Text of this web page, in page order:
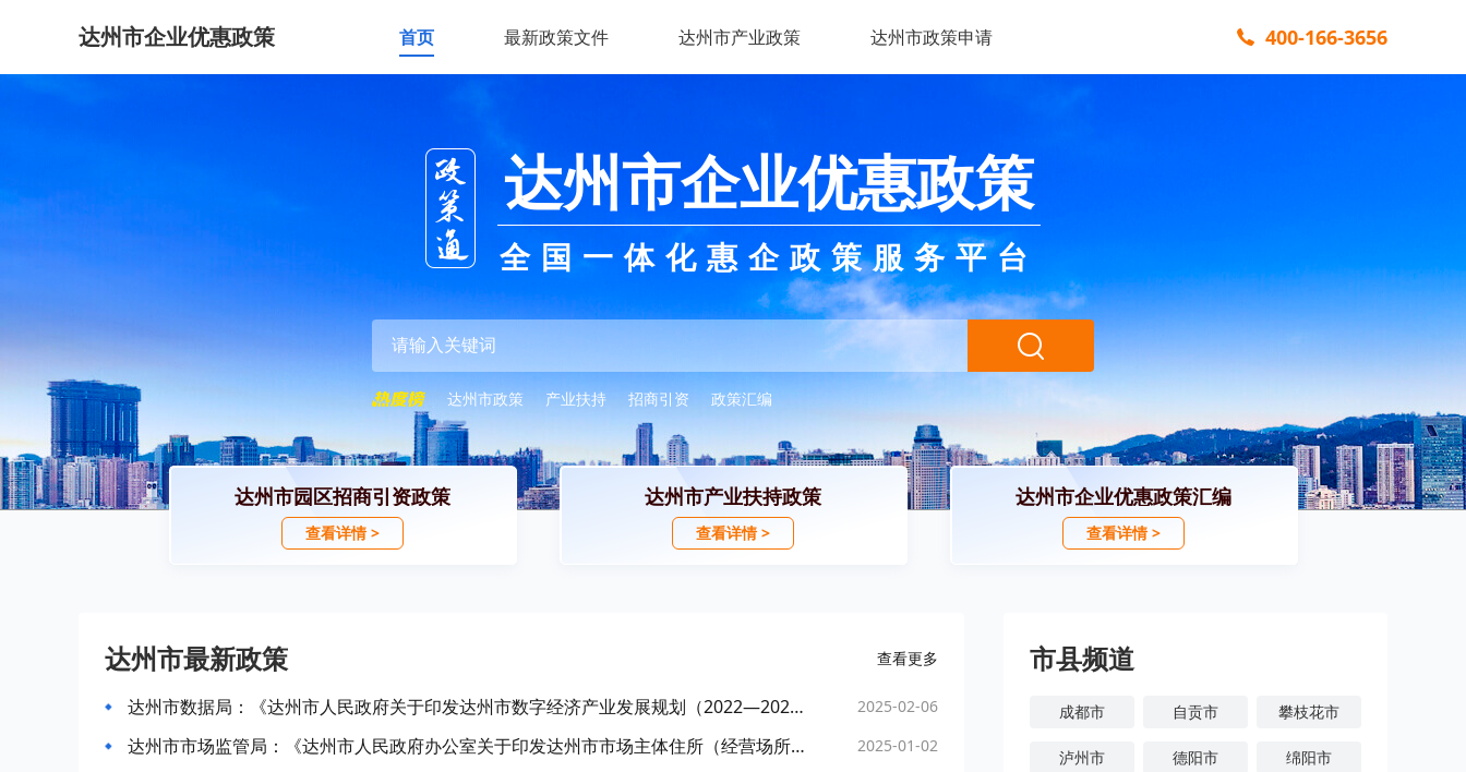
达州市企业优惠政策 首页 最新政策文件 达州市产业政策 达州市政策申请 400-166-3656
达州市企业优惠政策
全国一体化惠企政策服务平台
达州市政策 产业扶持 招商引资 政策汇编
达州市园区招商引资政策
查看详情 >
达州市产业扶持政策
查看详情 >
达州市企业优惠政策汇编
查看详情 >
达州市最新政策 查看更多
达州市数据局：《达州市人民政府关于印发达州市数字经济产业发展规划（2022—2025年）的通知》 2025-02-06
达州市市场监管局：《达州市人民政府办公室关于印发达州市市场主体住所（经营场所）登记管理办法的通知》 2025-01-02
市县频道
成都市 自贡市 攀枝花市
泸州市 德阳市 绵阳市